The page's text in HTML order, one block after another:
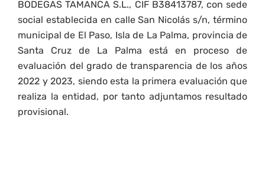
BODEGAS TAMANCA S.L., CIF B38413787, con sede
social establecida en calle San Nicolás s/n, término
municipal de El Paso, Isla de La Palma, provincia de
Santa Cruz de La Palma está en proceso de
evaluación del grado de transparencia de los años
2022 y 2023, siendo esta la primera evaluación que
realiza la entidad, por tanto adjuntamos resultado
provisional.